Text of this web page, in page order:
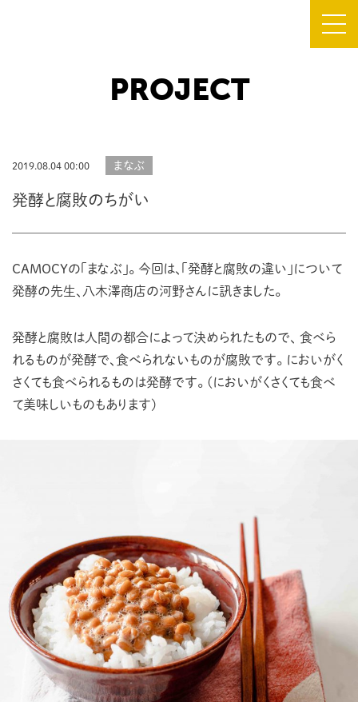
TOP
PROJECT
SHOP
ACCESS
PRIVACY POLICY
PROJECT
2019.08.04 00:00 まなぶ
発酵と腐敗のちがい
CAMOCYの「まなぶ」。 今回は、「発酵と腐敗の違い」について
発酵の先生、八木澤商店の河野さんに訊きました。
発酵と腐敗は人間の都合によって決められたもので、
食べら
れるものが発酵で、食べられないものが腐敗です。 においがく
さくても食べられるものは発酵です。 (においがくさくても食べ
て美味しいものもあります)